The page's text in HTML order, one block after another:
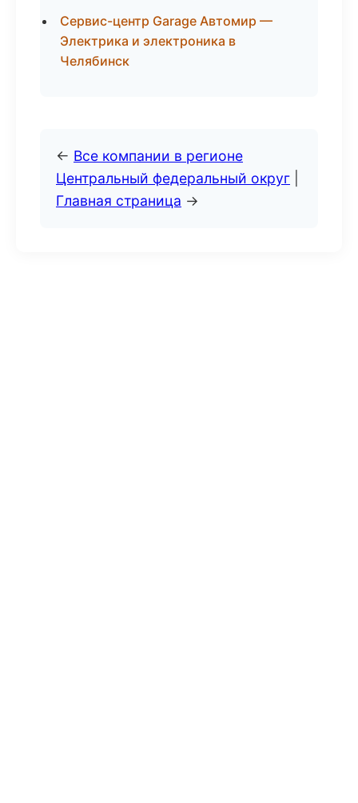
Сервис-центр Garage Автомир —
Электрика и электроника в
Челябинск
← Все компании в регионе
Центральный федеральный округ
Главная страница →